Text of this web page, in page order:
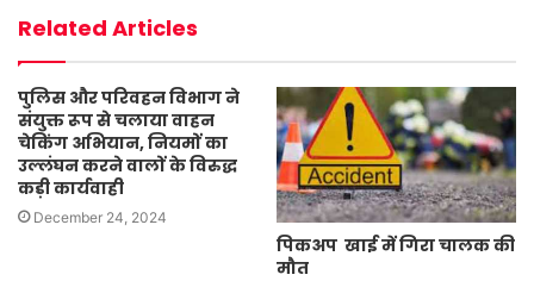
Related Articles
पुलिस और परिवहन विभाग ने
संयुक्त रूप से चलाया वाहन
चेकिंग अभियान, नियमों का
उल्लंघन करने वालों के विरुद्ध
कड़ी कार्यवाही
December 24, 2024
पिकअप खाई में गिरा चालक की
मौत